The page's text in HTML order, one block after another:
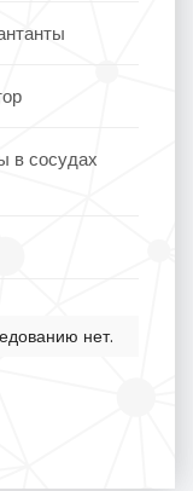
в сосудах
нет.